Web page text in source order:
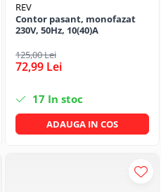
REV
Contor pasant, monofazat
230V, 50Hz, 10(40)A
125,00 Lei
72,99 Lei
17 In stoc
ADAUGA IN COS